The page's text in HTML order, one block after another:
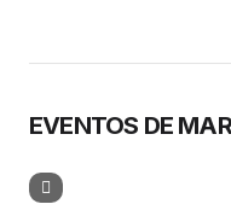
EVENTOS DE